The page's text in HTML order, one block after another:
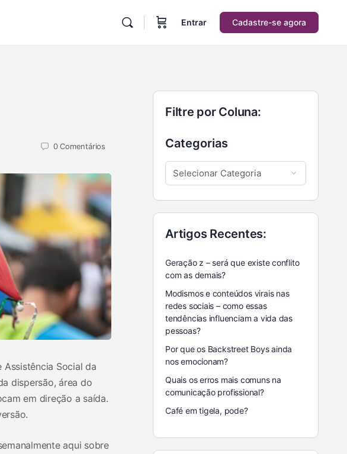
Entrar Cadastre-se agora
0Comentários
Social da
dispersão, área do
em direção a saída.
aqui sobre
Filtre por Coluna:
Categorias
Artigos Recentes:
Geração z – será que existe conflito
com as demais?
Modismos e conteúdos virais nas
redes sociais – como essas
tendências influenciam a vida das
pessoas?
Por que os Backstreet Boys ainda
nos emocionam?
Quais os erros mais comuns na
comunicação profissional?
Café em tigela, pode?